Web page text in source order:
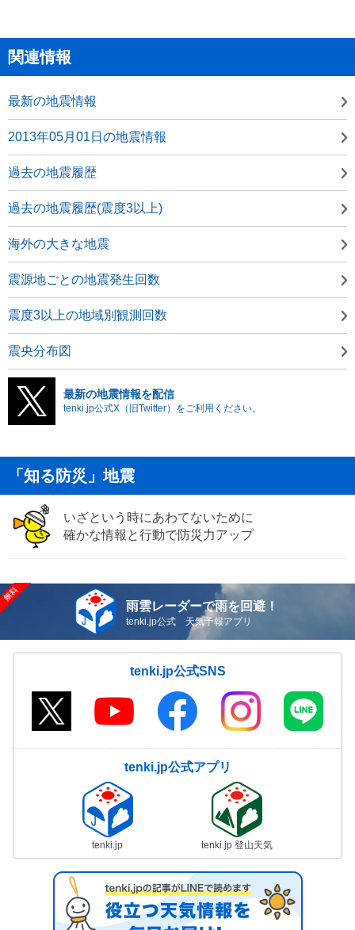
関連情報
最新の地震情報
2013年05月01日の地震情報
過去の地震履歴
過去の地震履歴(震度3以上)
海外の大きな地震
震源地ごとの地震発生回数
震度3以上の地域別観測回数
震央分布図
最新の地震情報を配信
tenki.jp公式X（旧Twitter）をご利用ください。
「知る防災」地震
いざという時にあわてないために
確かな情報と行動で防災力アップ
雨雲レーダーで雨を回避！
tenki.jp公式 天気予報アプリ
tenki.jp公式SNS
tenki.jp公式アプリ
tenki.jp tenki.jp 登山天気